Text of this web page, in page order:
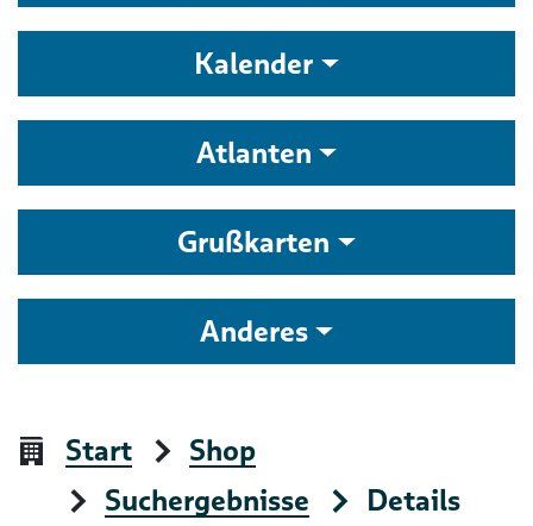
Kalender
Atlanten
Grußkarten
Anderes
Start
Shop
Suchergebnisse
Details